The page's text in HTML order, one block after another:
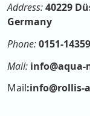
Address:40229
Germany
Phone:0151-
Mail: info@aqua-
Mail:info@rollis-